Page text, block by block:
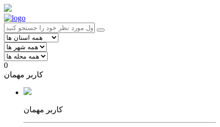
0
کاربر مهمان
کاربر مهمان